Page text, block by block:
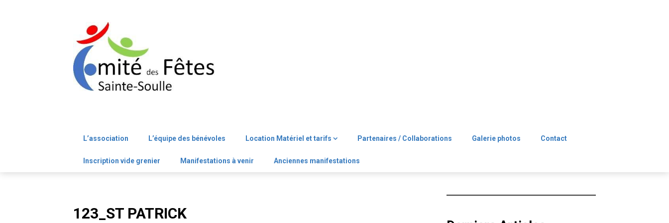
L’association L’équipe des bénévoles Location Matériel et tarifs Partenaires / Collaborations Galerie photos Contact
Inscription vide grenier Manifestations à venir Anciennes manifestations
123_ST PATRICK